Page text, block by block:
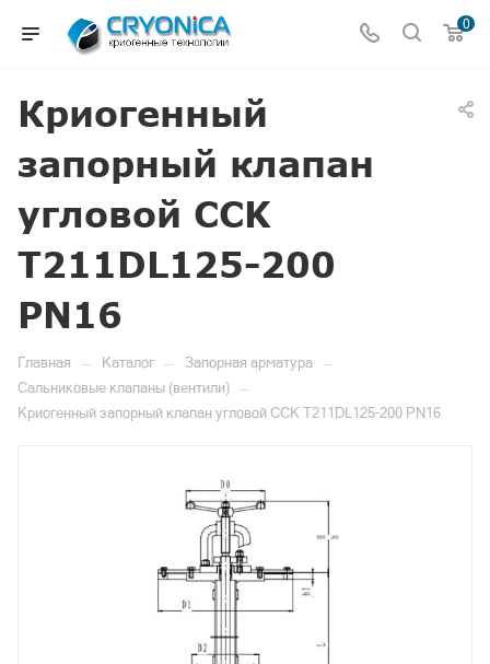
0
Криогенный
запорный клапан
угловой CCK
T211DL125-200
PN16
Главная — Каталог — Запорная арматура —
Сальниковые клапаны (вентили) —
Криогенный запорный клапан угловой CCK T211DL125-200 PN16